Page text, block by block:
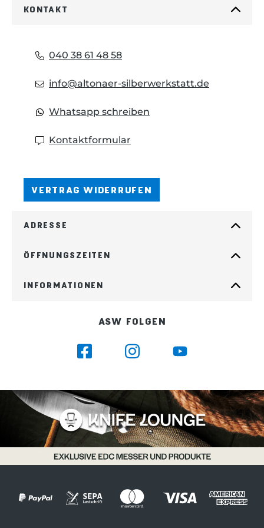
KONTAKT
040 38 61 48 58
info@altonaer-silberwerkstatt.de
Whatsapp schreiben
Kontaktformular
VERTRAG WIDERRUFEN
ADRESSE
ÖFFNUNGSZEITEN
INFORMATIONEN
ASW FOLGEN